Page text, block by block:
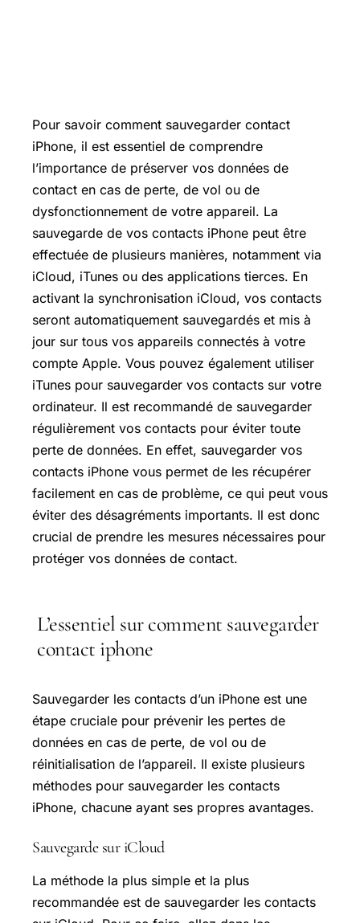
Pour savoir comment sauvegarder contact
iPhone, il est essentiel de comprendre
l’importance de préserver vos données de
contact en cas de perte, de vol ou de
dysfonctionnement de votre appareil. La
sauvegarde de vos contacts iPhone peut être
effectuée de plusieurs manières, notamment via
iCloud, iTunes ou des applications tierces. En
activant la synchronisation iCloud, vos contacts
seront automatiquement sauvegardés et mis à
jour sur tous vos appareils connectés à votre
compte Apple. Vous pouvez également utiliser
iTunes pour sauvegarder vos contacts sur votre
ordinateur. Il est recommandé de sauvegarder
régulièrement vos contacts pour éviter toute
perte de données. En effet, sauvegarder vos
contacts iPhone vous permet de les récupérer
facilement en cas de problème, ce qui peut vous
éviter des désagréments importants. Il est donc
crucial de prendre les mesures nécessaires pour
protéger vos données de contact.
L’essentiel sur comment sauvegarder
contact iphone
Sauvegarder les contacts d’un iPhone est une
étape cruciale pour prévenir les pertes de
données en cas de perte, de vol ou de
réinitialisation de l’appareil. Il existe plusieurs
méthodes pour sauvegarder les contacts
iPhone, chacune ayant ses propres avantages.
Sauvegarde sur iCloud
La méthode la plus simple et la plus
recommandée est de sauvegarder les contacts